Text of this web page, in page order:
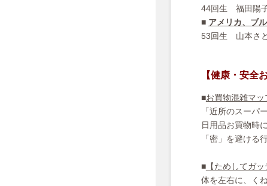
44回生 福田陽子
■ アメリカ、ブ
53回生 山本さと
【健康・安全
■お買物混雑マッ
「近所のスーパ
日用品お買物時
「密」を避ける
■【ためしてガッ
体を左右に、く